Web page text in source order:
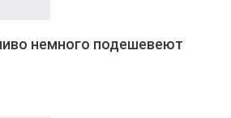
немного подешевеют